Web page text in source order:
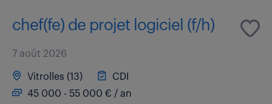
chef(fe) de projet logiciel (f/h)
7 août 2026
Vitrolles (13)
CDI
45 000 - 55 000 € / an